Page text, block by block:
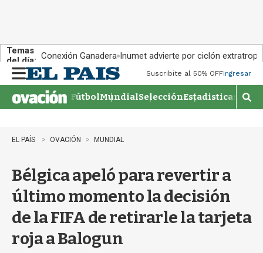
Temas
del día: Conexión Ganadera Inumet advierte por ciclón
n
u
Suscribite al 50% OFFIngresar
FútbolMundialSelecciónEstadisticas
M
o
q
EL PAÍS OVACIÓN MUNDIAL
Bélgica apeló para revertir a
último momento la decisión
de la FIFA de retirarle la tarjeta
roja a Balogun